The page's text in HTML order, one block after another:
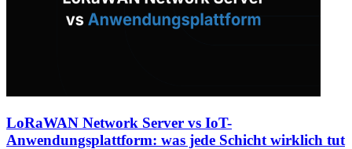
LoRaWAN Network Server vs IoT-
Anwendungsplattform: was jede Schicht wirklich tut